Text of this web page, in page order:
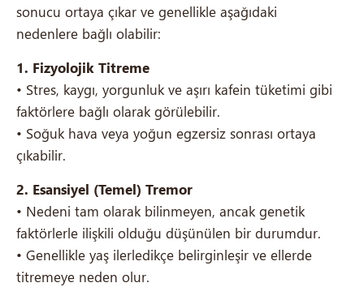
sonucu ortaya çıkar ve genellikle aşağıdaki
nedenlere bağlı olabilir:
1. Fizyolojik Titreme
• Stres, kaygı, yorgunluk ve aşırı kafein tüketimi gibi
faktörlere bağlı olarak görülebilir.
• Soğuk hava veya yoğun egzersiz sonrası ortaya
çıkabilir.
2. Esansiyel (Temel) Tremor
• Nedeni tam olarak bilinmeyen, ancak genetik
faktörlerle ilişkili olduğu düşünülen bir durumdur.
• Genellikle yaş ilerledikçe belirginleşir ve ellerde
titremeye neden olur.